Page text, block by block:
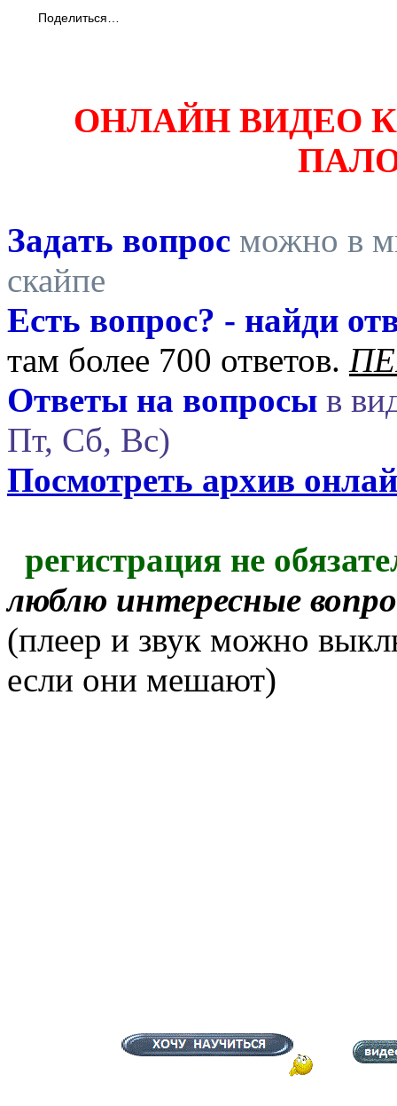
Поделиться…
ОНЛАЙН ВИДЕО
Задать вопрос можно в
скайпе
Есть вопрос? - найди
там более 700 ответов.
Ответы на вопросы в
Пт, Сб, Вс)
Посмотреть архив
регистрация не
люблю интересные
(плеер и звук можно
если они мешают)